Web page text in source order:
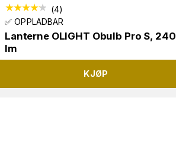
(4)
✅ OPPLADBAR
Lanterne OLIGHT Obulb Pro S, 240
lm
KJØP